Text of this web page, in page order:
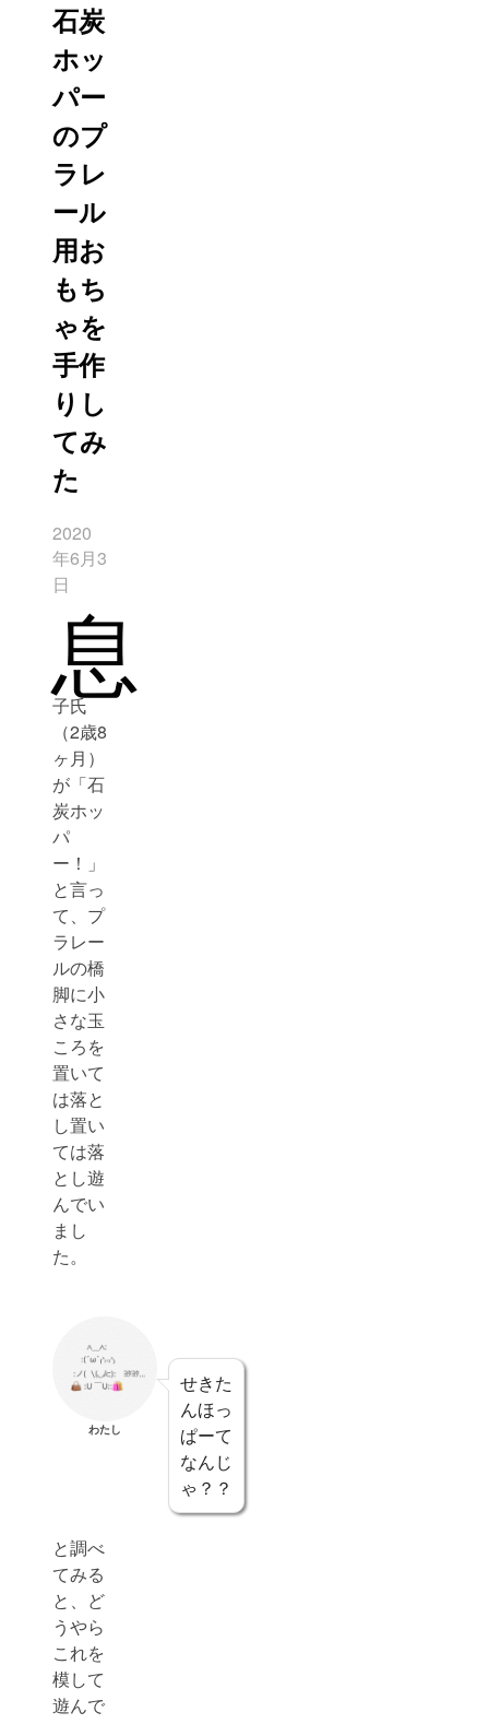
石炭
ホッ
パー
のプ
ラレ
ール
用お
もち
ゃを
手作
りし
てみ
た
2020
年6月3
日
息
子氏
（2歳8
ヶ月）
が「石
炭ホッ
パ
ー！」
と言っ
て、プ
ラレー
ルの橋
脚に小
さな玉
ころを
置いて
は落と
し置い
ては落
とし遊
んでい
まし
た。
わたし
せきた
んほっ
ぱーて
なんじ
ゃ？？
と調べ
てみる
と、ど
うやら
これを
模して
遊んで